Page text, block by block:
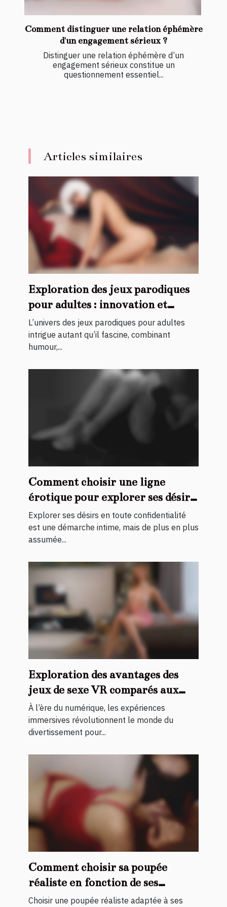
Comment distinguer une relation éphémère
d'un engagement sérieux ?
Distinguer une relation éphémère d’un
engagement sérieux constitue un
questionnement essentiel...
Articles similaires
Exploration des jeux parodiques
pour adultes : innovation et
discrétion
L’univers des jeux parodiques pour adultes
intrigue autant qu’il fascine, combinant
humour,...
Comment choisir une ligne
érotique pour explorer ses désirs
en toute confidentialité ?
Explorer ses désirs en toute confidentialité
est une démarche intime, mais de plus en plus
assumée...
Exploration des avantages des
jeux de sexe VR comparés aux
vidéos traditionnelles
À l’ère du numérique, les expériences
immersives révolutionnent le monde du
divertissement pour...
Comment choisir sa poupée
réaliste en fonction de ses
préférences ?
Choisir une poupée réaliste adaptée à ses